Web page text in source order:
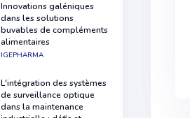
Innovations galéniques
dans les solutions
buvables de compléments
alimentaires
IGEPHARMA
L'intégration des systèmes
de surveillance optique
dans la maintenance